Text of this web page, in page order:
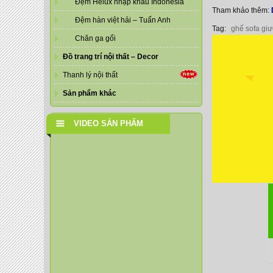
Đệm Helux nhập khẩu Indonesia
Đệm hàn việt hải – Tuấn Anh
Chăn ga gối
Đồ trang trí nội thất – Decor
Thanh lý nội thất
Sản phẩm khác
VIDEO SẢN PHẨM
Tham khảo thêm:
Tag: ghế sofa